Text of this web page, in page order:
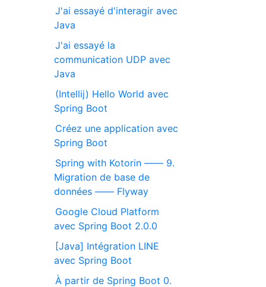
J'ai essayé d'interagir avec
Java
J'ai essayé la
communication UDP avec
Java
(Intellij) Hello World avec
Spring Boot
Créez une application avec
Spring Boot
Spring with Kotorin ―― 9.
Migration de base de
données ―― Flyway
Google Cloud Platform
avec Spring Boot 2.0.0
[Java] Intégration LINE
avec Spring Boot
À partir de Spring Boot 0.